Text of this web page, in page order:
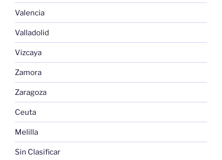
Valencia
Valladolid
Vizcaya
Zamora
Zaragoza
Ceuta
Melilla
Sin Clasificar